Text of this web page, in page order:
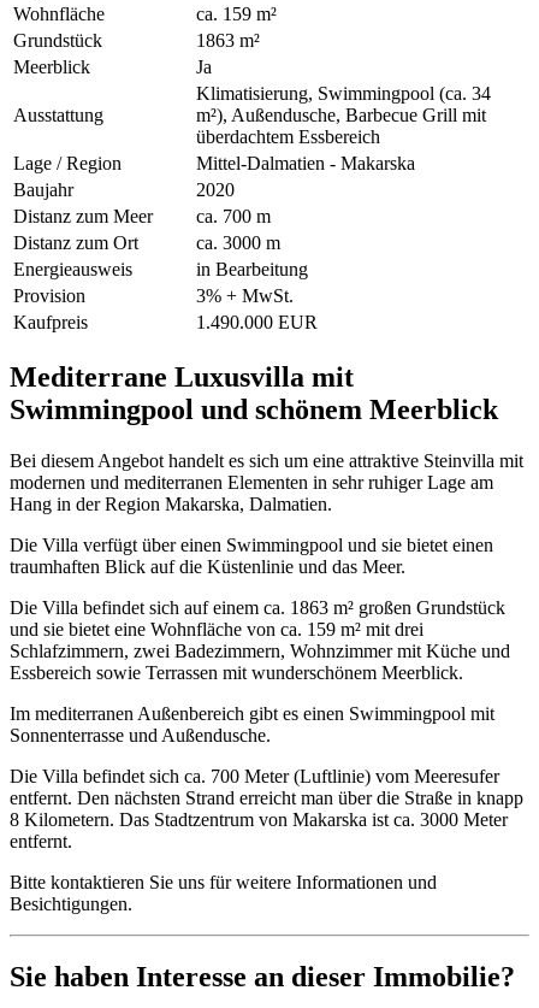
Wohnfläche
ca. 159 m²
Grundstück
1863 m²
Meerblick
Ja
Ausstattung
Klimatisierung, Swimmingpool (ca. 34
m²), Außendusche, Barbecue Grill mit
überdachtem Essbereich
Lage / Region
Mittel-Dalmatien - Makarska
Baujahr
2020
Distanz zum Meer
ca. 700 m
Distanz zum Ort
ca. 3000 m
Energieausweis
in Bearbeitung
Provision
3% + MwSt.
Kaufpreis
1.490.000 EUR
Mediterrane Luxusvilla mit
Swimmingpool und schönem Meerblick
Bei diesem Angebot handelt es sich um eine attraktive Steinvilla mit
modernen und mediterranen Elementen in sehr ruhiger Lage am
Hang in der Region Makarska, Dalmatien.
Die Villa verfügt über einen Swimmingpool und sie bietet einen
traumhaften Blick auf die Küstenlinie und das Meer.
Die Villa befindet sich auf einem ca. 1863 m² großen Grundstück
und sie bietet eine Wohnfläche von ca. 159 m² mit drei
Schlafzimmern, zwei Badezimmern, Wohnzimmer mit Küche und
Essbereich sowie Terrassen mit wunderschönem Meerblick.
Im mediterranen Außenbereich gibt es einen Swimmingpool mit
Sonnenterrasse und Außendusche.
Die Villa befindet sich ca. 700 Meter (Luftlinie) vom Meeresufer
entfernt. Den nächsten Strand erreicht man über die Straße in knapp
8 Kilometern. Das Stadtzentrum von Makarska ist ca. 3000 Meter
entfernt.
Bitte kontaktieren Sie uns für weitere Informationen und
Besichtigungen.
Sie haben Interesse an dieser Immobilie?